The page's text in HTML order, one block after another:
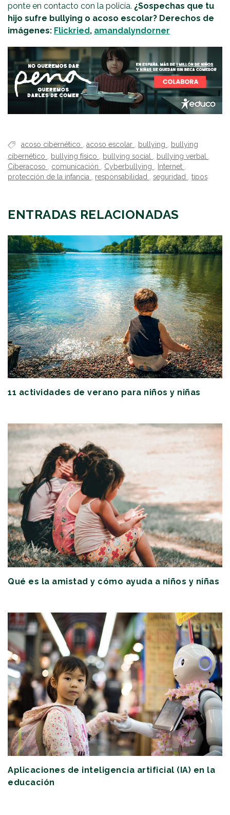
ponte en contacto con la policía. ¿Sospechas que tu
hijo sufre bullying o acoso escolar? Derechos de
imágenes: Flickried, amandalyndorner
acoso cibernético acoso escolar bullying
bullying
cibernético
bullying físico bullying social bullying verbal
Ciberacoso
comunicación Cyberbullying Internet
protección de la infancia
responsabilidad seguridad tipos
ENTRADAS RELACIONADAS
11 actividades de verano para niños y niñas
Qué es la amistad y cómo ayuda a niños y niñas
Aplicaciones de inteligencia artificial (IA) en la
educación